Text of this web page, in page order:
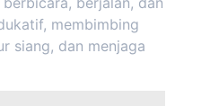
membimbing
siang, dan menjaga